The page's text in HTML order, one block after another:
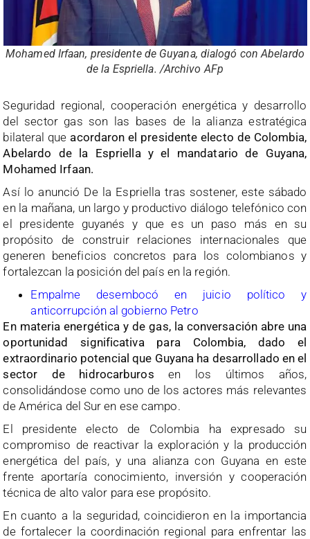
Mohamed Irfaan, presidente de Guyana, dialogó con Abelardo
de la Espriella. /Archivo AFp
Seguridad regional, cooperación energética y desarrollo
del sector gas son las bases de la alianza estratégica
bilateral que acordaron el presidente electo de Colombia,
Abelardo de la Espriella y el mandatario de Guyana,
Mohamed Irfaan.
Así lo anunció De la Espriella tras sostener, este sábado
en la mañana, un largo y productivo diálogo telefónico con
el presidente guyanés y que es un paso más en su
propósito de construir relaciones internacionales que
generen beneficios concretos para los colombianos y
fortalezcan la posición del país en la región.
Empalme desembocó en juicio político y
anticorrupción al gobierno Petro
En materia energética y de gas, la conversación abre una
oportunidad significativa para Colombia, dado el
extraordinario potencial que Guyana ha desarrollado en el
sector de hidrocarburosen los últimos años,
consolidándose como uno de los actores más relevantes
de América del Sur en ese campo.
El presidente electo de Colombia ha expresado su
compromiso de reactivar la exploración y la producción
energética del país, y una alianza con Guyana en este
frente aportaría conocimiento, inversión y cooperación
técnica de alto valor para ese propósito.
En cuanto a la seguridad, coincidieron en la importancia
de fortalecer la coordinación regional para enfrentar las